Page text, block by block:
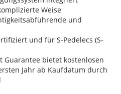
Weise
und
und für S-Pedelecs (S-
Guarantee bietet kostenlosen
Jahr ab Kaufdatum durch